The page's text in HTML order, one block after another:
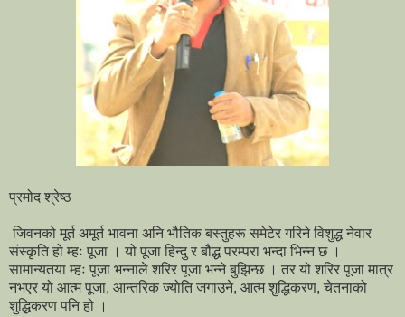
प्रमोद श्रेष्ठ
जिवनको मूर्त अमूर्त भावना अनि भौतिक बस्तुहरू समेटेर गरिने विशुद्ध नेवार
संस्कृति हो म्हः पूजा । यो पूजा हिन्दु र बौद्ध परम्परा भन्दा भिन्न छ ।
सामान्यतया म्हः पूजा भन्नाले शरिर पूजा भन्ने बुझिन्छ । तर यो शरिर पूजा मात्र
नभएर यो आत्म पूजा, आन्तरिक ज्योति जगाउने, आत्म शुद्धिकरण, चेतनाको
शुद्धिकरण पनि हो ।